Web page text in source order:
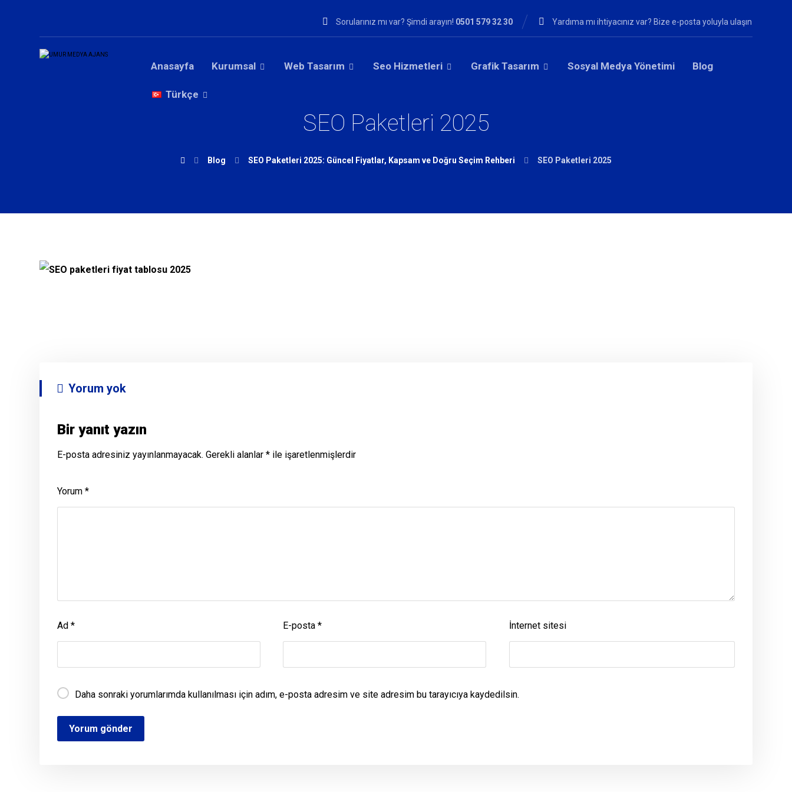
Yardıma mı ihtiyacınız var? Bize e-posta yoluyla ulaşın
Sorularınız mı var? Şimdi arayın! 0501 579 32 30
Anasayfa Kurumsal Web Tasarım Seo Hizmetleri Grafik Tasarım Sosyal Medya Yönetimi Blog
Türkçe
SEO Paketleri 2025
Blog SEO Paketleri 2025: Güncel Fiyatlar, Kapsam ve Doğru Seçim Rehberi SEO Paketleri 2025
Yorum yok
Bir yanıt yazın
E-posta adresiniz yayınlanmayacak. Gerekli alanlar* ile işaretlenmişlerdir
Yorum*
Ad* E-posta* İnternet sitesi
Daha sonraki yorumlarımda kullanılması için adım, e-posta adresim ve site adresim bu tarayıcıya kaydedilsin.